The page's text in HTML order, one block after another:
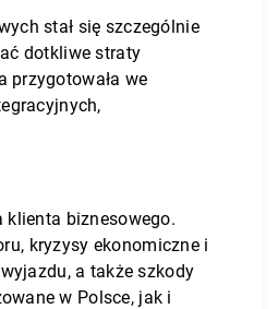
stał się szczególnie
dotkliwe straty
przygotowała we
klienta biznesowego.
kryzysy ekonomiczne i
a także szkody
w Polsce, jak i